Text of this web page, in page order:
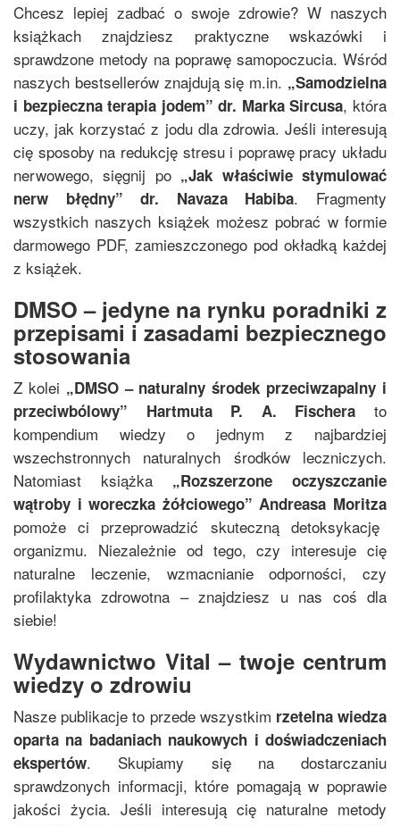
Chcesz lepiej zadbać o swoje zdrowie? W naszych
książkach znajdziesz praktyczne wskazówki i
sprawdzone metody na poprawę samopoczucia. Wśród
naszych bestsellerów znajdują się m.in. „Samodzielna
i bezpieczna terapia jodem”dr. Marka Sircusa, która
uczy, jak korzystać z jodu dla zdrowia. Jeśli interesują
cię sposoby na redukcję stresu i poprawę pracy układu
nerwowego, sięgnij po „Jak właściwie stymulować
nerw błędny”dr. Navaza Habiba. Fragmenty
wszystkich naszych książek możesz pobrać w formie
darmowego PDF, zamieszczonego pod okładką każdej
z książek.
DMSO – jedyne na rynku poradniki z
przepisami i zasadami bezpiecznego
stosowania
Z kolei „DMSO – naturalny środek przeciwzapalny i
przeciwbólowy” Hartmuta P. A. Fischera to
kompendium wiedzy o jednym z najbardziej
wszechstronnych naturalnych środków leczniczych.
Natomiast książka „Rozszerzone oczyszczanie
wątroby i woreczka żółciowego”Andreasa Moritza
pomoże ci przeprowadzić skuteczną detoksykację
organizmu. Niezależnie od tego, czy interesuje cię
naturalne leczenie, wzmacnianie odporności, czy
profilaktyka zdrowotna – znajdziesz u nas coś dla
siebie!
Wydawnictwo Vital – twoje centrum
wiedzy o zdrowiu
Nasze publikacje to przede wszystkim rzetelna wiedza
oparta na badaniach naukowych i doświadczeniach
ekspertów. Skupiamy się na dostarczaniu
sprawdzonych informacji, które pomagają w poprawie
jakości życia. Jeśli interesują cię naturalne metody